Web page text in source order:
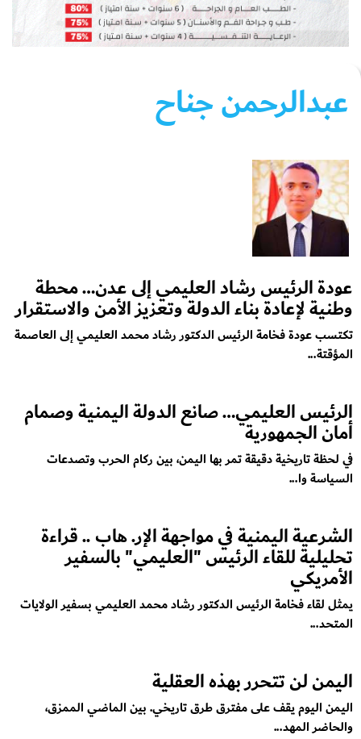
عبدالرحمن جناح
عودة الرئيس رشاد العليمي إلى عدن… محطة
وطنية لإعادة بناء الدولة وتعزيز الأمن والاستقرار
تكتسب عودة فخامة الرئيس الدكتور رشاد محمد العليمي إلى العاصمة
المؤقتة...
الرئيس العليمي… صانع الدولة اليمنية وصمام
أمان الجمهورية
في لحظة تاريخية دقيقة تمر بها اليمن، بين ركام الحرب وتصدعات
السياسة وا...
الشرعية اليمنية في مواجهة الإر. هاب .. قراءة
تحليلية للقاء الرئيس "العليمي" بالسفير
الأمريكي
يمثل لقاء فخامة الرئيس الدكتور رشاد محمد العليمي بسفير الولايات
المتحد...
اليمن لن تتحرر بهذه العقلية
اليمن اليوم يقف على مفترق طرق تاريخي. بين الماضي الممزق،
والحاضر المهد...